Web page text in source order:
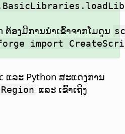
ຕ້ອງມີການນຳເຂົ້າຈາກໂມດູນ
import
ແລະ Python ສະແດງການ
Region ແລະ ເຂົ້າເຖິງ